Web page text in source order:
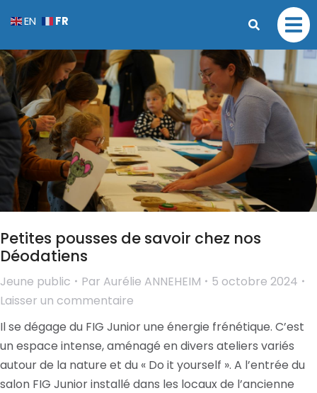
Petites pousses de savoir chez nos
Déodatiens
Jeune public Par Aurélie ANNEHEIM
5 octobre 2024
Laisser un commentaire
Il se dégage du FIG Junior une énergie frénétique. C’est
un espace intense, aménagé en divers ateliers variés
autour de la nature et du « Do it yourself ». A l’entrée du
salon FIG Junior installé dans les locaux de l’ancienne
EN FR